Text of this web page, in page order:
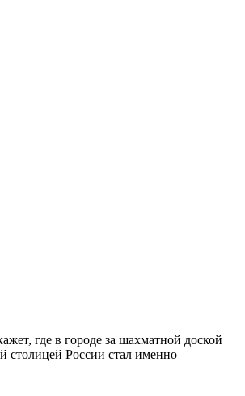
где в городе за шахматной доской
столицей России стал именно